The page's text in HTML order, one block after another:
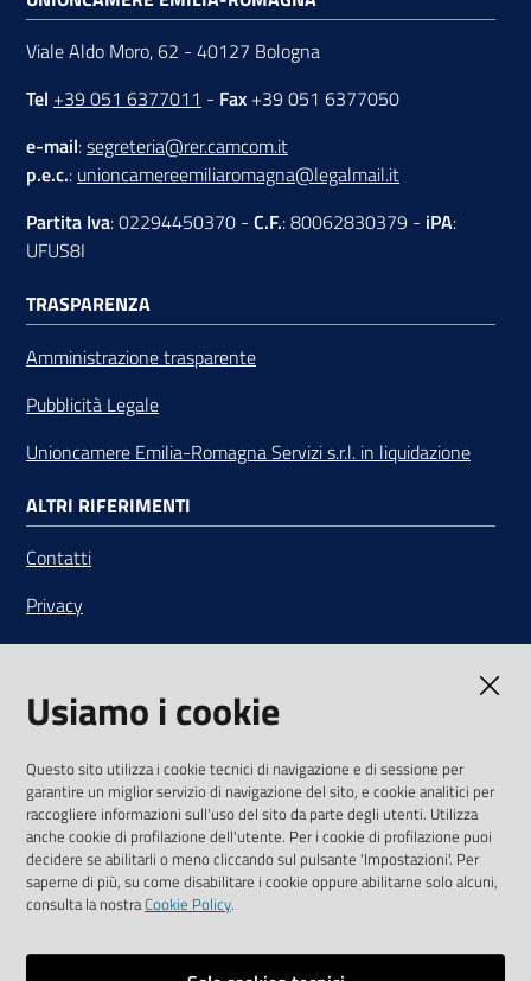
Viale Aldo Moro, 62 - 40127 Bologna
Tel +39 051 6377011 - Fax +39 051 6377050
e-mail:segreteria@rer.camcom.it
p.e.c.: unioncamereemiliaromagna@legalmail.it
Partita Iva: 02294450370 - C.F.: 80062830379 - iPA:
UFUS8I
TRASPARENZA
Amministrazione trasparente
Pubblicità Legale
Unioncamere Emilia-Romagna Servizi s.r.l. in liquidazione
ALTRI RIFERIMENTI
Contatti
Privacy
Note legali
Media Policy
SEGUICI SU
YoutubeTwitterLinkedinFacebookInstagram
Usiamo i cookie
Questo sito utilizza i cookie tecnici di navigazione e di sessione per
garantire un miglior servizio di navigazione del sito, e cookie analitici per
raccogliere informazioni sull'uso del sito da parte degli utenti. Utilizza
anche cookie di profilazione dell'utente. Per i cookie di profilazione puoi
decidere se abilitarli o meno cliccando sul pulsante 'Impostazioni'. Per
saperne di più, su come disabilitare i cookie oppure abilitarne solo alcuni,
consulta la nostraCookie Policy.